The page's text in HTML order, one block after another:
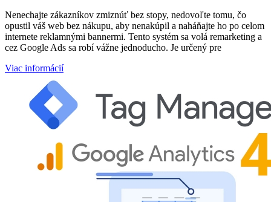
Nenechajte zákazníkov zmiznúť bez stopy, nedovoľte tomu, čo
opustil váš web bez nákupu, aby nenakúpil a naháňajte ho po celom
internete reklamnými bannermi. Tento systém sa volá remarketing a
cez Google Ads sa robí vážne jednoducho. Je určený pre
Viac informácií